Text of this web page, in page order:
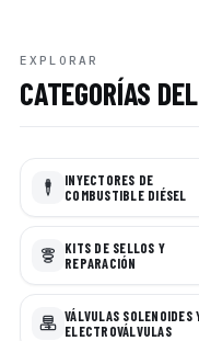
EXPLORAR
CATEGORÍAS
INYECTORES DE
COMBUSTIBLE DIÉSEL
KITS DE SELLOS Y
REPARACIÓN
VÁLVULAS SOLENOIDES
ELECTROVÁLVULAS